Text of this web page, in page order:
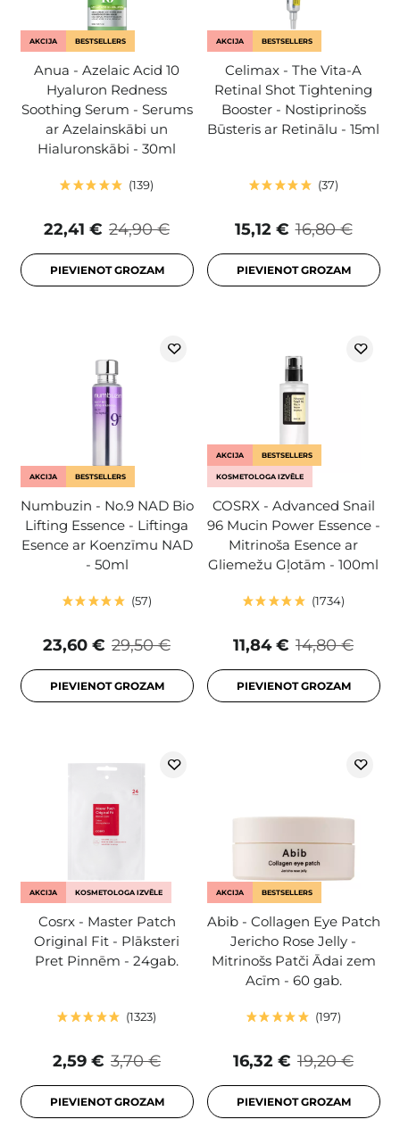
AKCIJA BESTSELLERS
Anua - Azelaic Acid 10
Hyaluron Redness
Soothing Serum - Serums
ar Azelainskābi un
Hialuronskābi - 30ml
139
24,90 €
22,41 €
PIEVIENOT GROZAM
AKCIJA BESTSELLERS
Celimax - The Vita-A
Retinal Shot Tightening
Booster - Nostiprinošs
Būsteris ar Retinālu - 15ml
37
16,80 €
15,12 €
PIEVIENOT GROZAM
AKCIJA BESTSELLERS
Numbuzin - No.9 NAD Bio
Lifting Essence - Liftinga
Esence ar Koenzīmu NAD
- 50ml
57
29,50 €
23,60 €
PIEVIENOT GROZAM
AKCIJA BESTSELLERS
KOSMETOLOGA IZVĒLE
COSRX - Advanced Snail
96 Mucin Power Essence -
Mitrinoša Esence ar
Gliemežu Gļotām - 100ml
1734
14,80 €
11,84 €
PIEVIENOT GROZAM
AKCIJA KOSMETOLOGA IZVĒLE
Cosrx - Master Patch
Original Fit - Plāksteri
Pret Pinnēm - 24gab.
1323
3,70 €
2,59 €
PIEVIENOT GROZAM
AKCIJA BESTSELLERS
Abib - Collagen Eye Patch
Jericho Rose Jelly -
Mitrinošs Patči Ādai zem
Acīm - 60 gab.
197
19,20 €
16,32 €
PIEVIENOT GROZAM